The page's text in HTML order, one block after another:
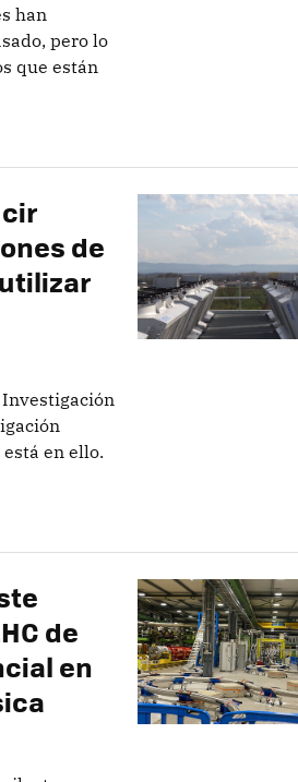
han
pero lo
que están
de
Investigación
en ello.
de
en